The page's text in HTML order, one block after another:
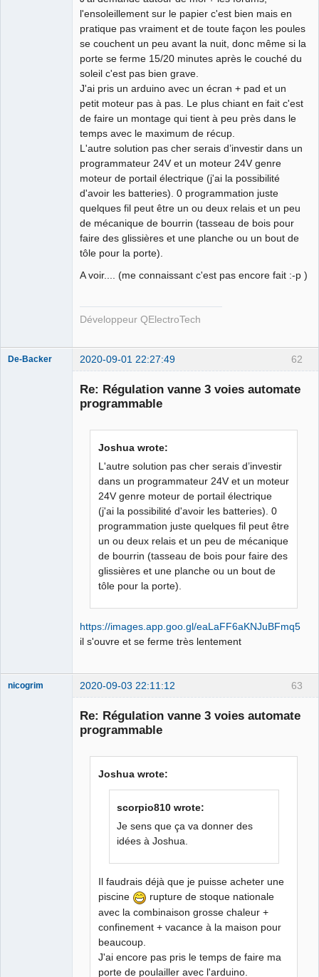
l'ensoleillement sur le papier c'est bien mais en
pratique pas vraiment et de toute façon les poules
se couchent un peu avant la nuit, donc même si la
porte se ferme 15/20 minutes après le couché du
soleil c'est pas bien grave.
J'ai pris un arduino avec un écran + pad et un
petit moteur pas à pas. Le plus chiant en fait c'est
de faire un montage qui tient à peu près dans le
temps avec le maximum de récup.
L'autre solution pas cher serais d’investir dans un
programmateur 24V et un moteur 24V genre
moteur de portail électrique (j'ai la possibilité
d'avoir les batteries). 0 programmation juste
quelques fil peut être un ou deux relais et un peu
de mécanique de bourrin (tasseau de bois pour
faire des glissières et une planche ou un bout de
tôle pour la porte).
A voir.... (me connaissant c'est pas encore fait :-p )
Développeur QElectroTech
62
De-Backer 2020-09-01 22:27:49
Re: Régulation vanne 3 voies automate
programmable
Joshua wrote:
L'autre solution pas cher serais d’investir
dans un programmateur 24V et un moteur
24V genre moteur de portail électrique
(j'ai la possibilité d'avoir les batteries). 0
programmation juste quelques fil peut être
un ou deux relais et un peu de mécanique
de bourrin (tasseau de bois pour faire des
glissières et une planche ou un bout de
tôle pour la porte).
https://images.app.goo.gl/eaLaFF6aKNJuBFmq5
il s'ouvre et se ferme très lentement
63
nicogrim 2020-09-03 22:11:12
Re: Régulation vanne 3 voies automate
programmable
Joshua wrote:
scorpio810 wrote:
Je sens que ça va donner des
idées à Joshua.
Il faudrais déjà que je puisse acheter une
piscine
rupture de stoque nationale
avec la combinaison grosse chaleur +
confinement + vacance à la maison pour
beaucoup.
J'ai encore pas pris le temps de faire ma
porte de poulailler avec l'arduino.